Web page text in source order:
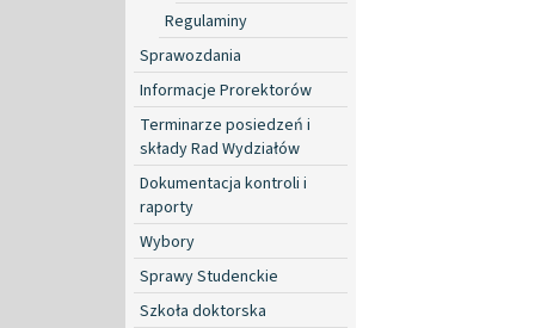
Regulaminy
Sprawozdania
Informacje Prorektorów
Terminarze posiedzeń i
składy Rad Wydziałów
Dokumentacja kontroli i
raporty
Wybory
Sprawy Studenckie
Szkoła doktorska